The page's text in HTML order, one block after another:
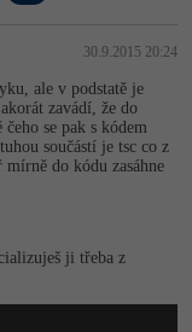
30.9.2015 20:24
ale v podstatě je
zavádí, že do
se pak s kódem
součástí je tsc co z
do kódu zasáhne
ji třeba z